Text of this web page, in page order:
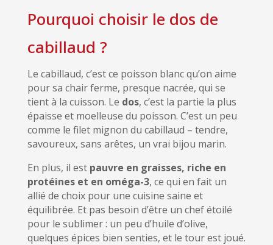
Pourquoi choisir le dos de
cabillaud ?
Le cabillaud, c’est ce poisson blanc qu’on aime
pour sa chair ferme, presque nacrée, qui se
tient à la cuisson. Le dos, c’est la partie la plus
épaisse et moelleuse du poisson. C’est un peu
comme le filet mignon du cabillaud – tendre,
savoureux, sans arêtes, un vrai bijou marin.
En plus, il est pauvre en graisses, riche en
protéines et en oméga-3, ce qui en fait un
allié de choix pour une cuisine saine et
équilibrée. Et pas besoin d’être un chef étoilé
pour le sublimer : un peu d’huile d’olive,
quelques épices bien senties, et le tour est joué.